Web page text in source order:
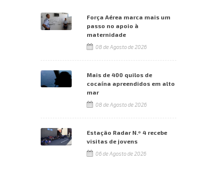
Força Aérea marca mais um
passo no apoio à
maternidade
08 de Agosto de 2026
Mais de 400 quilos de
cocaína apreendidos em alto
mar
08 de Agosto de 2026
Estação Radar N.º 4 recebe
visitas de jovens
06 de Agosto de 2026